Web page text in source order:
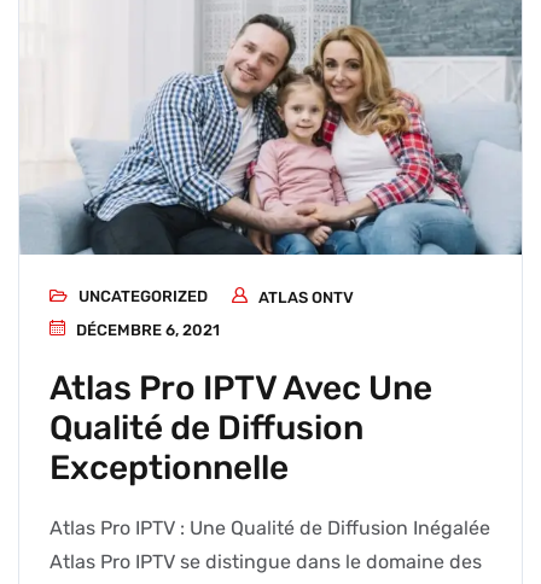
UNCATEGORIZED
ATLAS ONTV
DÉCEMBRE 6, 2021
Atlas Pro IPTV Avec Une
Qualité de Diffusion
Exceptionnelle
Atlas Pro IPTV : Une Qualité de Diffusion Inégalée
Atlas Pro IPTV se distingue dans le domaine des